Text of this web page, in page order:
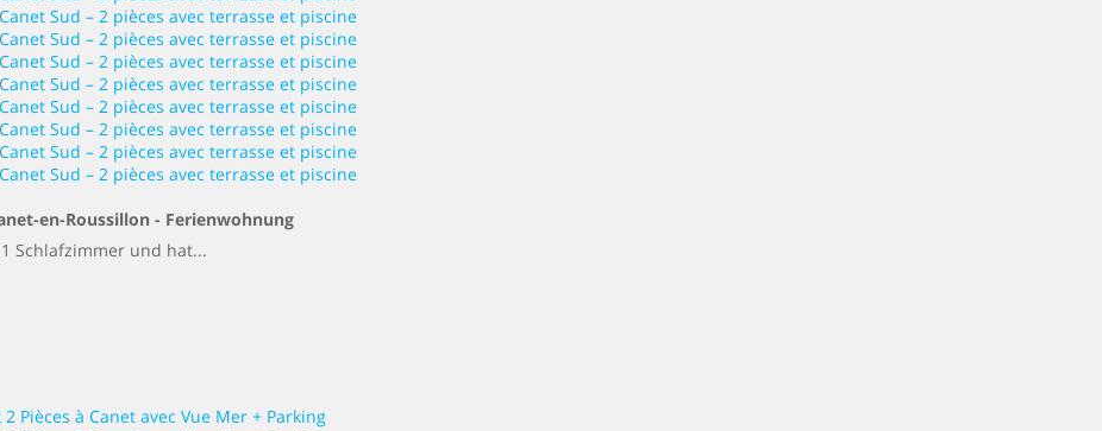
en-Roussillon - Ferienwohnung
Schlafzimmer und hat...